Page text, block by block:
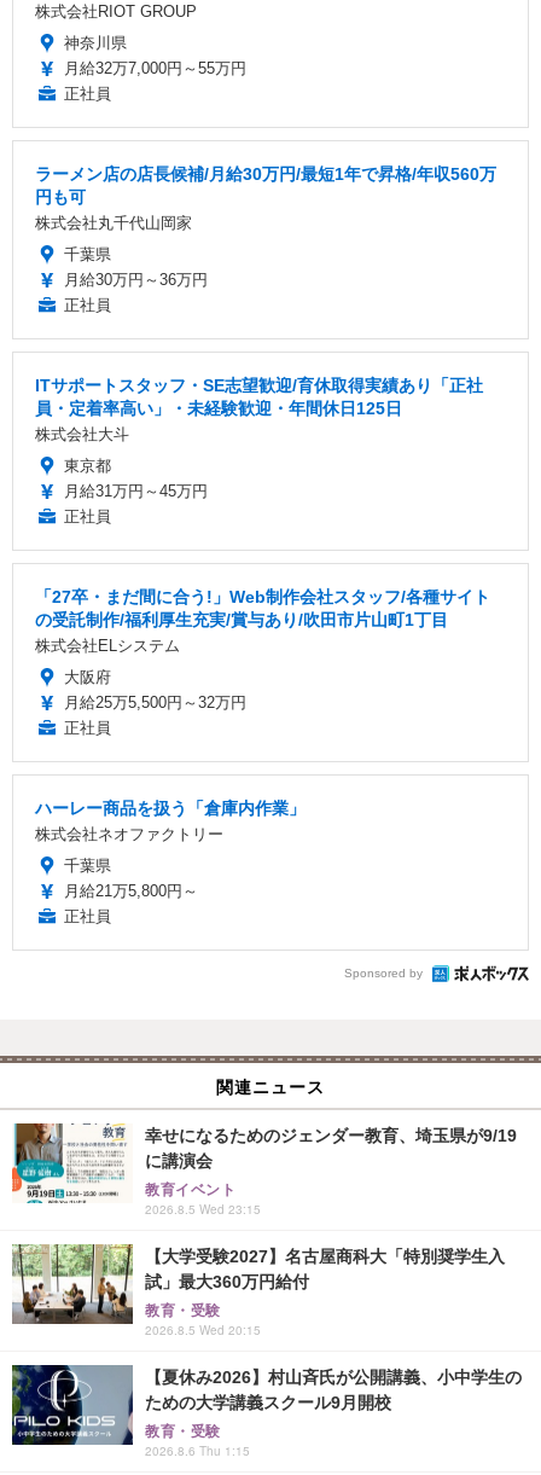
株式会社RIOT GROUP
神奈川県
月給32万7,000円～55万円
正社員
ラーメン店の店長候補/月給30万円/最短1年で昇格/年収560万
円も可
株式会社丸千代山岡家
千葉県
月給30万円～36万円
正社員
ITサポートスタッフ・SE志望歓迎/育休取得実績あり「正社
員・定着率高い」・未経験歓迎・年間休日125日
株式会社大斗
東京都
月給31万円～45万円
正社員
「27卒・まだ間に合う!」Web制作会社スタッフ/各種サイト
の受託制作/福利厚生充実/賞与あり/吹田市片山町1丁目
株式会社ELシステム
大阪府
月給25万5,500円～32万円
正社員
ハーレー商品を扱う「倉庫内作業」
株式会社ネオファクトリー
千葉県
月給21万5,800円～
正社員
Sponsored by
関連ニュース
幸せになるためのジェンダー教育、埼玉県が9/19
に講演会
教育イベント
2026.8.5 Wed 23:15
【大学受験2027】名古屋商科大「特別奨学生入
試」最大360万円給付
教育・受験
2026.8.5 Wed 20:15
【夏休み2026】村山斉氏が公開講義、小中学生の
ための大学講義スクール9月開校
教育・受験
2026.8.6 Thu 1:15